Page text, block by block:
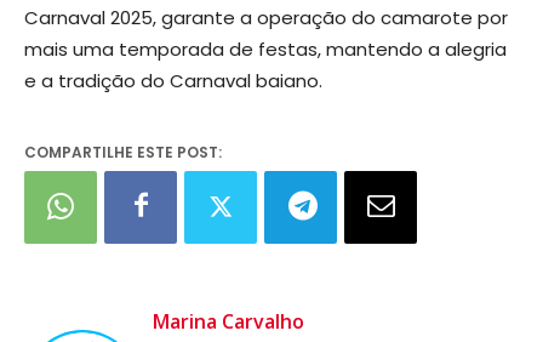
Carnaval 2025, garante a operação do camarote por
mais uma temporada de festas, mantendo a alegria
e a tradição do Carnaval baiano.
COMPARTILHE ESTE POST:
Marina Carvalho